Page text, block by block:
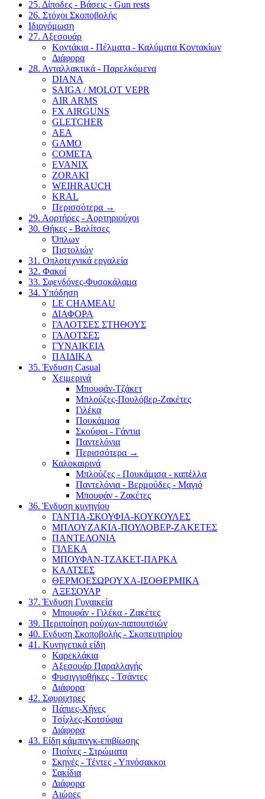
25. Δίποδες - Βάσεις - Gun rests
26. Στόχοι Σκοποβολής
Ιδιογόμωση
27. Αξεσουάρ
Κοντάκια - Πέλματα - Καλύματα Κοντακίων
Διάφορα
28. Ανταλλακτικά - Παρελκόμενα
DIANA
SAIGA / MOLOT VEPR
AIR ARMS
FX AIRGUNS
GLETCHER
AEA
GAMO
COMETA
EVANIX
ZORAKI
WEIHRAUCH
KRAL
Περισσότερα →
29. Αορτήρες - Αορτηριούχοι
30. Θήκες - Βαλίτσες
Όπλων
Πιστολιών
31. Οπλοτεχνικά εργαλεία
32. Φακοί
33. Σφενδόνες-Φυσοκάλαμα
34. Υπόδηση
LE CHAMEAU
ΔΙΑΦΟΡΑ
ΓΑΛΟΤΣΕΣ ΣΤΗΘΟΥΣ
ΓΑΛΟΤΣΕΣ
ΓΥΝΑΙΚΕΙΑ
ΠΑΙΔΙΚΑ
35. Ένδυση Casual
Χειμερινά
Μπουφάν-Τζάκετ
Μπλούζες-Πουλόβερ-Ζακέτες
Γιλέκα
Πουκάμισα
Σκούφοι - Γάντια
Παντελόνια
Περισσότερα →
Καλοκαιρινά
Μπλούζες - Πουκάμισα - καπέλλα
Παντελόνια - Βερμούδες - Μαγιό
Μπουφάν - Ζακέτες
36. Ένδυση κυνηγίου
ΓΑΝΤΙΑ-ΣΚΟΥΦΙΑ-ΚΟΥΚΟΥΛΕΣ
ΜΠΛΟΥΖΑΚΙΑ-ΠΟΥΛΟΒΕΡ-ΖΑΚΕΤΕΣ
ΠΑΝΤΕΛΟΝΙΑ
ΓΙΛΕΚΑ
ΜΠΟΥΦΑΝ-ΤΖΑΚΕΤ-ΠΑΡΚΑ
ΚΑΛΤΣΕΣ
ΘΕΡΜΟΕΣΩΡΟΥΧΑ-ΙΣΟΘΕΡΜΙΚΑ
ΑΞΕΣΟΥΑΡ
37. Ένδυση Γυναικεία
Μπουφάν - Γιλέκα - Ζακέτες
39. Περιποίηση ρούχων-παπουτσιών
40. Ενδυση Σκοποβολής - Σκοπευτηρίου
41. Κυνηγετικά είδη
Καρεκλάκια
Αξεσουάρ Παραλλαγής
Φυσιγγιοθήκες - Τσάντες
Διάφορα
42. Σφυριχτρες
Πάπιες-Χήνες
Τσίχλες-Κοτσύφια
Διάφορα
43. Είδη κάμπινγκ-επιβίωσης
Πισίνες - Στρώματα
Σκηνές - Τέντες - Υπνόσακκοι
Σακίδια
Διάφορα
Αιώρες